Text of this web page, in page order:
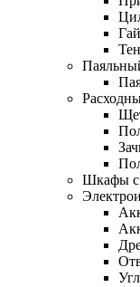
Шкафы с